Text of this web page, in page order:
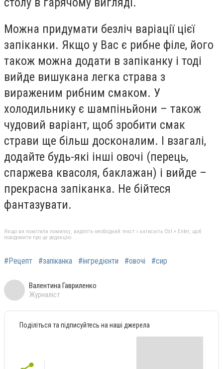
Можна придумати безліч варіації цієї
запіканки. Якщо у Вас є рибне філе, його
також можна додати в запіканку і тоді
вийде вишукана легка страва з
вираженим рибним смаком. У
холодильнику є шампіньйони – також
чудовий варіант, щоб зробити смак
страви ще більш досконалим. І взагалі,
додайте будь-які інші овочі (перець,
спаржева квасоля, баклажан) і вийде –
прекрасна запіканка. Не бійтеся
фантазувати.
Якщо ви помітили помилку, виділіть необхідний текст і натисніть Ctrl + Enter, щоб
повідомити про це редакцію
#Рецепт #запіканка #інгредієнти #овочі #сир
Валентина Гавриленко
Журналіст
Поділіться та підписуйтесь на наші джерела